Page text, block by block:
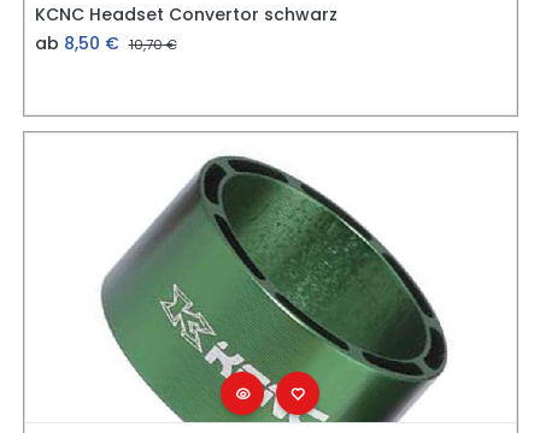
KCNC Headset Convertor schwarz
ab 8,50 € 10,70€